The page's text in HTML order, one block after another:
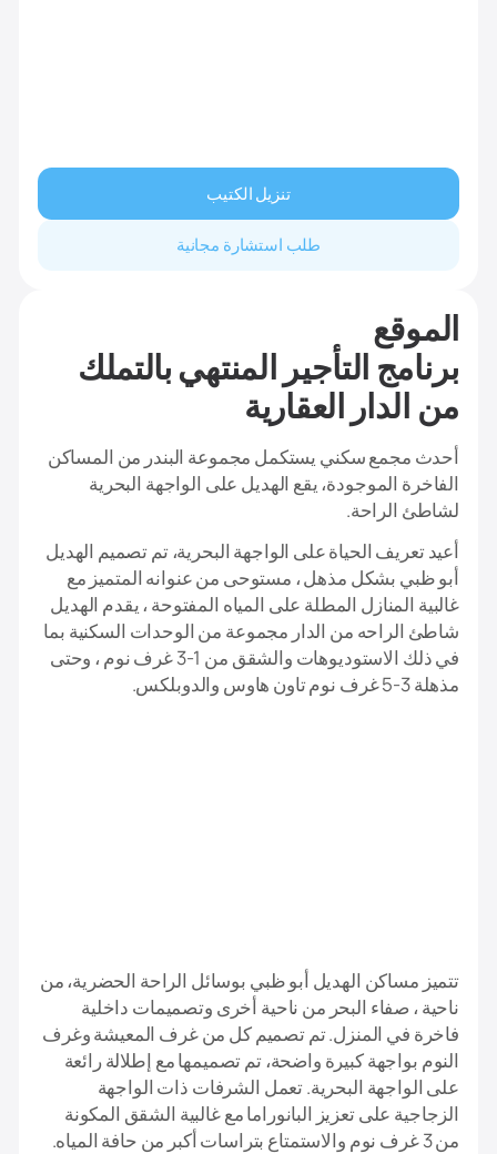
تنزيل الكتيب
طلب استشارة مجانية
الموقع
برنامج التأجير المنتهي بالتملك
من الدار العقارية
أحدث مجمع سكني يستكمل مجموعة البندر من المساكن
الفاخرة الموجودة، يقع الهديل على الواجهة البحرية
لشاطئ الراحة.
أعيد تعريف الحياة على الواجهة البحرية، تم تصميم الهديل
أبو ظبي بشكل مذهل ، مستوحى من عنوانه المتميز مع
غالبية المنازل المطلة على المياه المفتوحة ، يقدم الهديل
شاطئ الراحه من الدار مجموعة من الوحدات السكنية بما
في ذلك الاستوديوهات والشقق من 1-3 غرف نوم ، وحتى
مذهلة 3-5 غرف نوم تاون هاوس والدوبلكس.
تتميز مساكن الهديل أبو ظبي بوسائل الراحة الحضرية، من
ناحية ، صفاء البحر من ناحية أخرى وتصميمات داخلية
فاخرة في المنزل. تم تصميم كل من غرف المعيشة وغرف
النوم بواجهة كبيرة واضحة، تم تصميمها مع إطلالة رائعة
على الواجهة البحرية. تعمل الشرفات ذات الواجهة
الزجاجية على تعزيز البانوراما مع غالبية الشقق المكونة
من 3 غرف نوم والاستمتاع بتراسات أكبر من حافة المياه.